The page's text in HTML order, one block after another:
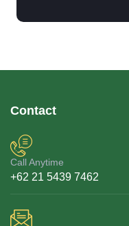
Contact
Call Anytime
+62 21 5439 7462